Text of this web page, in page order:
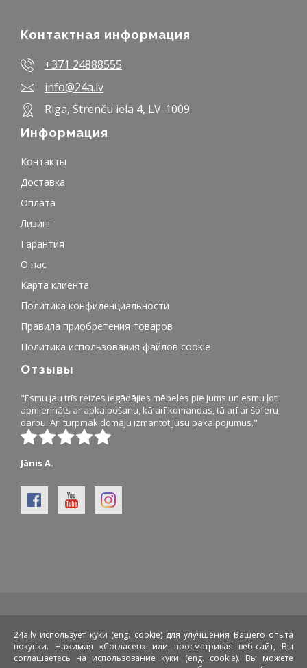
24a.lv использует куки (eng. cookie) для улучшения Вашего опыта
покупки. Нажимая «Согласен» или просматривая веб-сайт, Вы
соглашаетесь на использование куки (eng. cookie). Вы можете
Контактная информация
+371 24888555
info@24a.lv
Rīga, Strenču iela 4, LV-1009
Информация
Контакты
Доставка
Оплата
Лизинг
Гарантия
О нас
Карта клиента
Политика конфиденциальности
Правила приобретения товаров
Политика использования файлов cookie
Отзывы
"Esmu jau trīs reizes iegādājies mēbeles pie Jums un esmu ļoti
apmierināts ar apkalpošanu, kā arī komandas, tā arī ar šoferu
darbu. Arī turpmāk domāju izmantot Jūsu pakalpojumus."
Jānis A.
Виды расчетов: Доставка: